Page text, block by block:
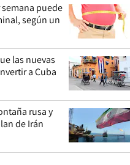
puede
según un
las nuevas
a Cuba
rusa y
de Irán